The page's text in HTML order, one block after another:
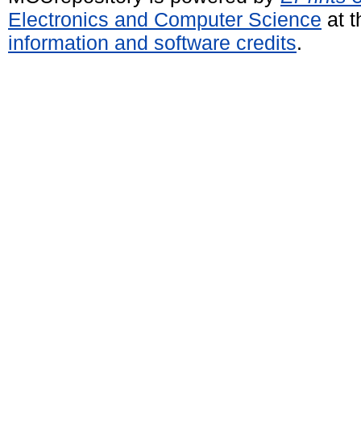
Electronics and Computer Science at
information and software credits.